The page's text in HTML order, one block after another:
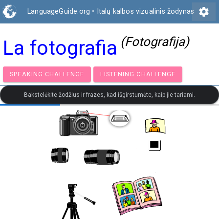
LanguageGuide.org • Italų kalbos vizualinis žodynas settings
La fotografia (Fotografija)
SPEAKING CHALLENGE LISTENING CHALLENGE
Bakstelėkite žodžius ir frazes, kad išgirstumėte, kaip jie tariami.